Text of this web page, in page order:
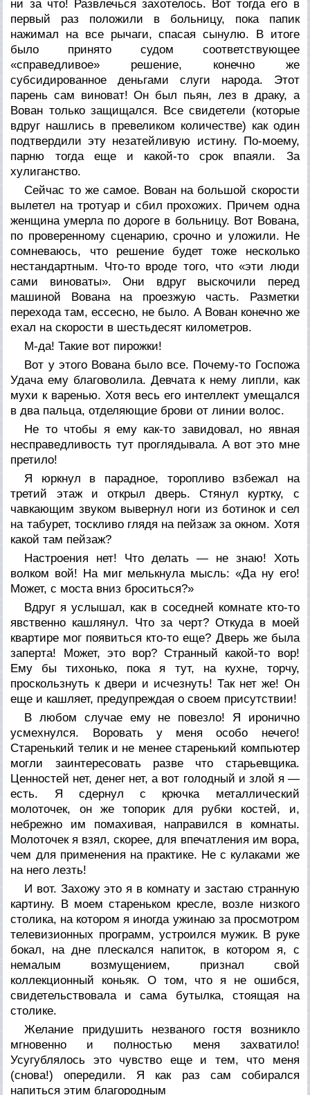
ни за что! Развлечься захотелось. Вот тогда его в
первый раз положили в больницу, пока папик
нажимал на все рычаги, спасая сынулю. В итоге
было принято судом соответствующее
«справедливое» решение, конечно же
субсидированное деньгами слуги народа. Этот
парень сам виноват! Он был пьян, лез в драку, а
Вован только защищался. Все свидетели (которые
вдруг нашлись в превеликом количестве) как один
подтвердили эту незатейливую истину. По-моему,
парню тогда еще и какой-то срок впаяли. За
хулиганство.
Сейчас то же самое. Вован на большой скорости
вылетел на тротуар и сбил прохожих. Причем одна
женщина умерла по дороге в больницу. Вот Вована,
по проверенному сценарию, срочно и уложили. Не
сомневаюсь, что решение будет тоже несколько
нестандартным. Что-то вроде того, что «эти люди
сами виноваты». Они вдруг выскочили перед
машиной Вована на проезжую часть. Разметки
перехода там, ессесно, не было. А Вован конечно же
ехал на скорости в шестьдесят километров.
М-да! Такие вот пирожки!
Вот у этого Вована было все. Почему-то Госпожа
Удача ему благоволила. Девчата к нему липли, как
мухи к варенью. Хотя весь его интеллект умещался
в два пальца, отделяющие брови от линии волос.
Не то чтобы я ему как-то завидовал, но явная
несправедливость тут проглядывала. А вот это мне
претило!
Я юркнул в парадное, торопливо взбежал на
третий этаж и открыл дверь. Стянул куртку, с
чавкающим звуком вывернул ноги из ботинок и сел
на табурет, тоскливо глядя на пейзаж за окном. Хотя
какой там пейзаж?
Настроения нет! Что делать — не знаю! Хоть
волком вой! На миг мелькнула мысль: «Да ну его!
Может, с моста вниз броситься?»
Вдруг я услышал, как в соседней комнате кто-то
явственно кашлянул. Что за черт? Откуда в моей
квартире мог появиться кто-то еще? Дверь же была
заперта! Может, это вор? Странный какой-то вор!
Ему бы тихонько, пока я тут, на кухне, торчу,
проскользнуть к двери и исчезнуть! Так нет же! Он
еще и кашляет, предупреждая о своем присутствии!
В любом случае ему не повезло! Я иронично
усмехнулся. Воровать у меня особо нечего!
Старенький телик и не менее старенький компьютер
могли заинтересовать разве что старьевщика.
Ценностей нет, денег нет, а вот голодный и злой я —
есть. Я сдернул с крючка металлический
молоточек, он же топорик для рубки костей, и,
небрежно им помахивая, направился в комнаты.
Молоточек я взял, скорее, для впечатления им вора,
чем для применения на практике. Не с кулаками же
на него лезть!
И вот. Захожу это я в комнату и застаю странную
картину. В моем стареньком кресле, возле низкого
столика, на котором я иногда ужинаю за просмотром
телевизионных программ, устроился мужик. В руке
бокал, на дне плескался напиток, в котором я, с
немалым возмущением, признал свой
коллекционный коньяк. О том, что я не ошибся,
свидетельствовала и сама бутылка, стоящая на
столике.
Желание придушить незваного гостя возникло
мгновенно и полностью меня захватило!
Усугублялось это чувство еще и тем, что меня
(снова!) опередили. Я как раз сам собирался
напиться этим благородным